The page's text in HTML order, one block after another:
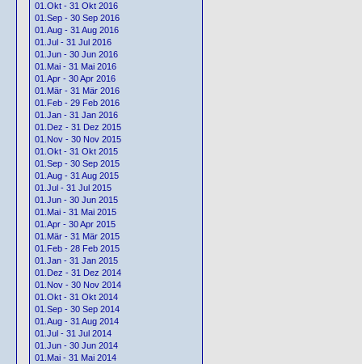
01.Okt - 31 Okt 2016
01.Sep - 30 Sep 2016
01.Aug - 31 Aug 2016
01.Jul - 31 Jul 2016
01.Jun - 30 Jun 2016
01.Mai - 31 Mai 2016
01.Apr - 30 Apr 2016
01.Mär - 31 Mär 2016
01.Feb - 29 Feb 2016
01.Jan - 31 Jan 2016
01.Dez - 31 Dez 2015
01.Nov - 30 Nov 2015
01.Okt - 31 Okt 2015
01.Sep - 30 Sep 2015
01.Aug - 31 Aug 2015
01.Jul - 31 Jul 2015
01.Jun - 30 Jun 2015
01.Mai - 31 Mai 2015
01.Apr - 30 Apr 2015
01.Mär - 31 Mär 2015
01.Feb - 28 Feb 2015
01.Jan - 31 Jan 2015
01.Dez - 31 Dez 2014
01.Nov - 30 Nov 2014
01.Okt - 31 Okt 2014
01.Sep - 30 Sep 2014
01.Aug - 31 Aug 2014
01.Jul - 31 Jul 2014
01.Jun - 30 Jun 2014
01.Mai - 31 Mai 2014